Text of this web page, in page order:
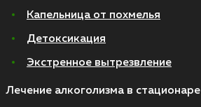
Капельница от похмелья
Детоксикация
Экстренное вытрезвление
Лечение алкоголизма в стационаре